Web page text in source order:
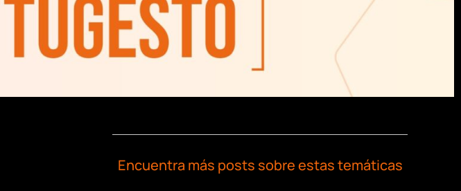
Encuentra más posts sobre estas temáticas